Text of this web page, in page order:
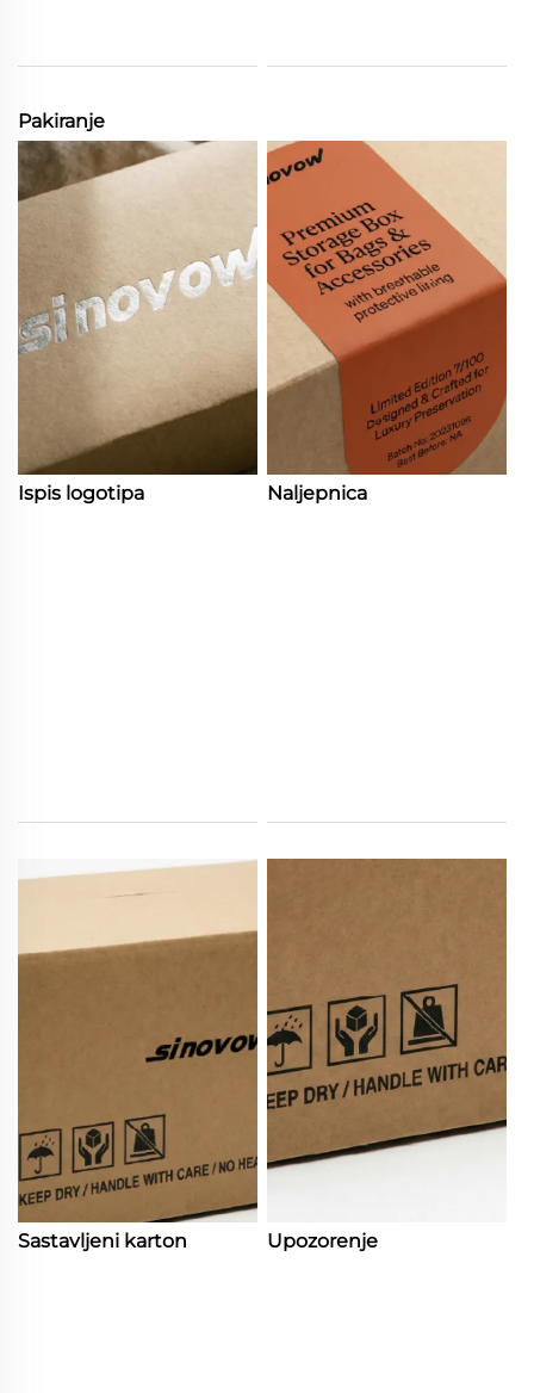
Pakiranje
Ispis logotipa Naljepnica
Sastavljeni karton Upozorenje